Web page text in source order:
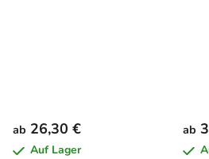
ab 26,30 €
Auf Lager
ab